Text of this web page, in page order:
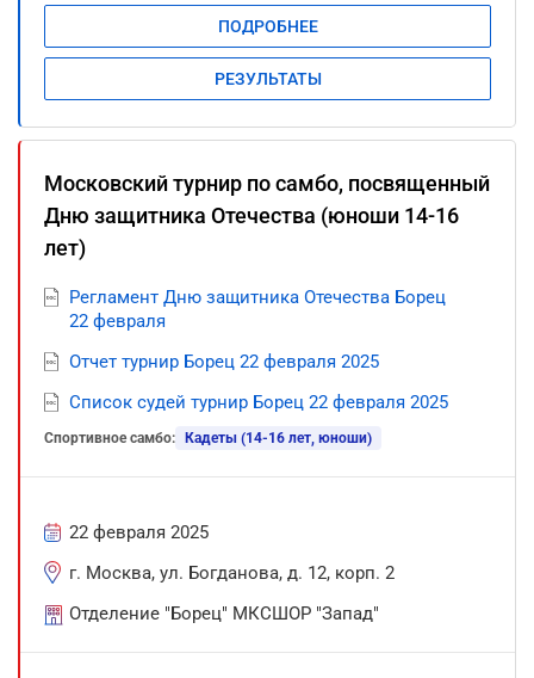
ПОДРОБНЕЕ
РЕЗУЛЬТАТЫ
Московский турнир по самбо, посвященный
Дню защитника Отечества (юноши 14-16
лет)
Регламент Дню защитника Отечества Борец
22 февраля
Отчет турнир Борец 22 февраля 2025
Список судей турнир Борец 22 февраля 2025
Спортивное самбо: Кадеты (14-16 лет, юноши)
22 февраля 2025
г. Москва, ул. Богданова, д. 12, корп. 2
Отделение "Борец" МКСШОР "Запад"